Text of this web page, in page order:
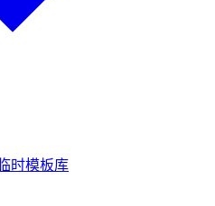
临时模板库